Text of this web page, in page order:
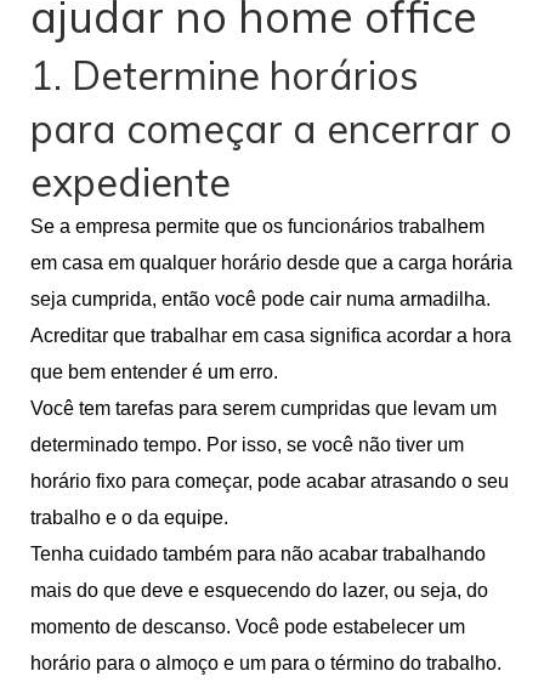
ajudar no home office
1. Determine horários
para começar a encerrar o
expediente
Se a empresa permite que os funcionários trabalhem
em casa em qualquer horário desde que a carga horária
seja cumprida, então você pode cair numa armadilha.
Acreditar que trabalhar em casa significa acordar a hora
que bem entender é um erro.
Você tem tarefas para serem cumpridas que levam um
determinado tempo. Por isso, se você não tiver um
horário fixo para começar, pode acabar atrasando o seu
trabalho e o da equipe.
Tenha cuidado também para não acabar trabalhando
mais do que deve e esquecendo do lazer, ou seja, do
momento de descanso. Você pode estabelecer um
horário para o almoço e um para o término do trabalho.